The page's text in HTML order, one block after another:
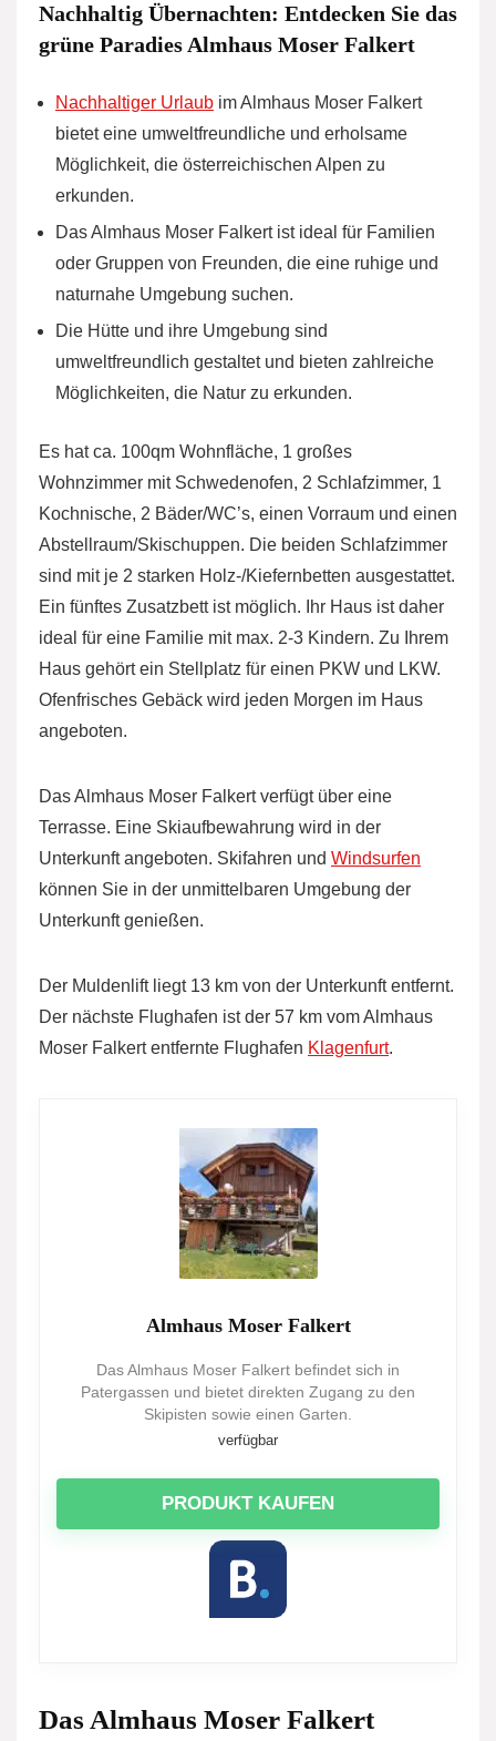
Nachhaltig Übernachten: Entdecken Sie das
grüne Paradies Almhaus Moser Falkert
Nachhaltiger Urlaub im Almhaus Moser Falkert
bietet eine umweltfreundliche und erholsame
Möglichkeit, die österreichischen Alpen zu
erkunden.
Das Almhaus Moser Falkert ist ideal für Familien
oder Gruppen von Freunden, die eine ruhige und
naturnahe Umgebung suchen.
Die Hütte und ihre Umgebung sind
umweltfreundlich gestaltet und bieten zahlreiche
Möglichkeiten, die Natur zu erkunden.
Es hat ca. 100qm Wohnfläche, 1 großes
Wohnzimmer mit Schwedenofen, 2 Schlafzimmer, 1
Kochnische, 2 Bäder/WC’s, einen Vorraum und einen
Abstellraum/Skischuppen. Die beiden Schlafzimmer
sind mit je 2 starken Holz-/Kiefernbetten ausgestattet.
Ein fünftes Zusatzbett ist möglich. Ihr Haus ist daher
ideal für eine Familie mit max. 2-3 Kindern. Zu Ihrem
Haus gehört ein Stellplatz für einen PKW und LKW.
Ofenfrisches Gebäck wird jeden Morgen im Haus
angeboten.
Das Almhaus Moser Falkert verfügt über eine
Terrasse. Eine Skiaufbewahrung wird in der
Unterkunft angeboten. Skifahren und Windsurfen
können Sie in der unmittelbaren Umgebung der
Unterkunft genießen.
Der Muldenlift liegt 13 km von der Unterkunft entfernt.
Der nächste Flughafen ist der 57 km vom Almhaus
Moser Falkert entfernte Flughafen Klagenfurt.
Almhaus Moser Falkert
Das Almhaus Moser Falkert befindet sich in
Patergassen und bietet direkten Zugang zu den
Skipisten sowie einen Garten.
verfügbar
PRODUKT KAUFEN
Das Almhaus Moser Falkert